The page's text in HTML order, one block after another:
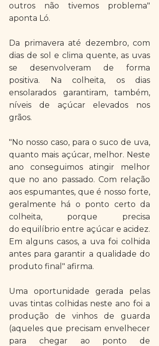
outros não tivemos problema"
aponta Ló.
Da primavera até dezembro, com
dias de sol e clima quente, as uvas
se desenvolveram de forma
positiva. Na colheita, os dias
ensolarados garantiram, também,
níveis de açúcar elevados nos
grãos.
"No nosso caso, para o suco de uva,
quanto mais açúcar, melhor. Neste
ano conseguimos atingir melhor
que no ano passado. Com relação
aos espumantes, que é nosso forte,
geralmente há o ponto certo da
colheita, porque precisa
do equilíbrio entre açúcar e acidez.
Em alguns casos, a uva foi colhida
antes para garantir a qualidade do
produto final" afirma.
Uma oportunidade gerada pelas
uvas tintas colhidas neste ano foi a
produção de vinhos de guarda
(aqueles que precisam envelhecer
para chegar ao ponto de